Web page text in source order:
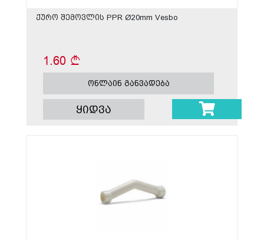
ქურო შემოვლის PPR Ø20mm Vesbo
1.60
ონლაინ განვადება
ყიდვა